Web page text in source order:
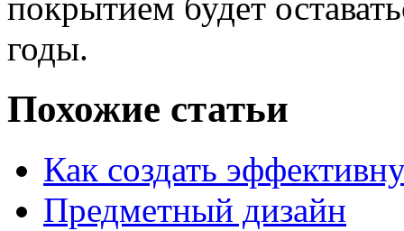
годы.
Похожие статьи
Как создать
Предметный дизайн